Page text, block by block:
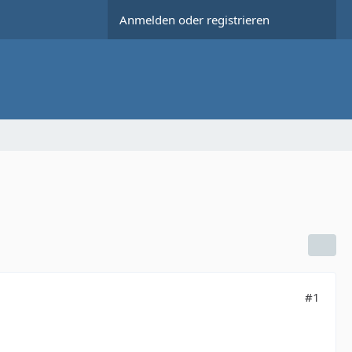
Anmelden oder registrieren
#1